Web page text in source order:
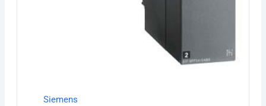
Siemens